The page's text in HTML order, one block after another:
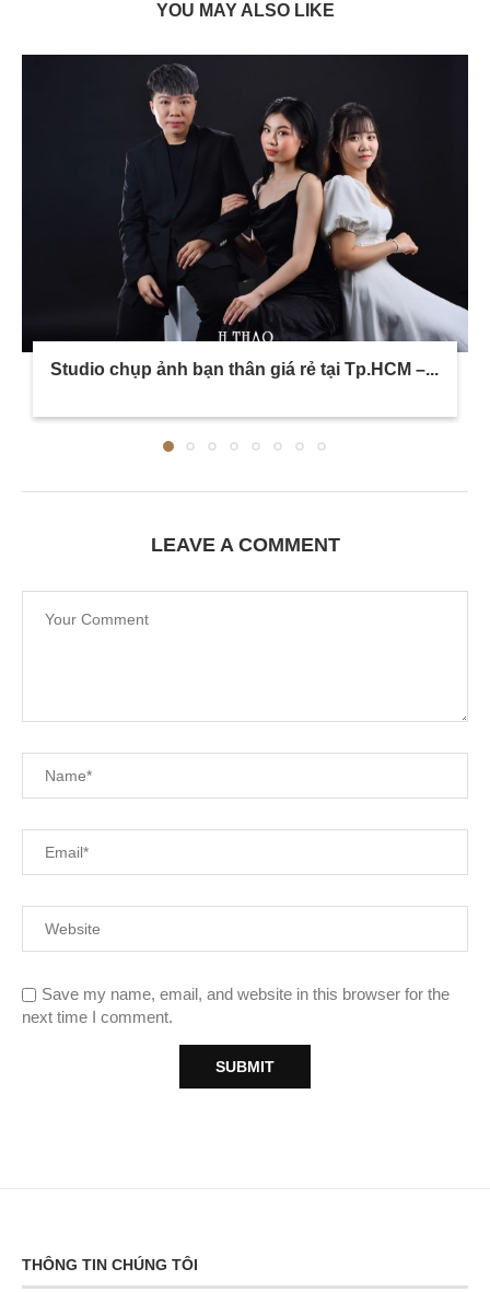
YOU MAY ALSO LIKE
Studio chụp ảnh bạn thân giá rẻ tại Tp.HCM –...
LEAVE A COMMENT
Save my name, email, and website in this browser for the
next time I comment.
THÔNG TIN CHÚNG TÔI